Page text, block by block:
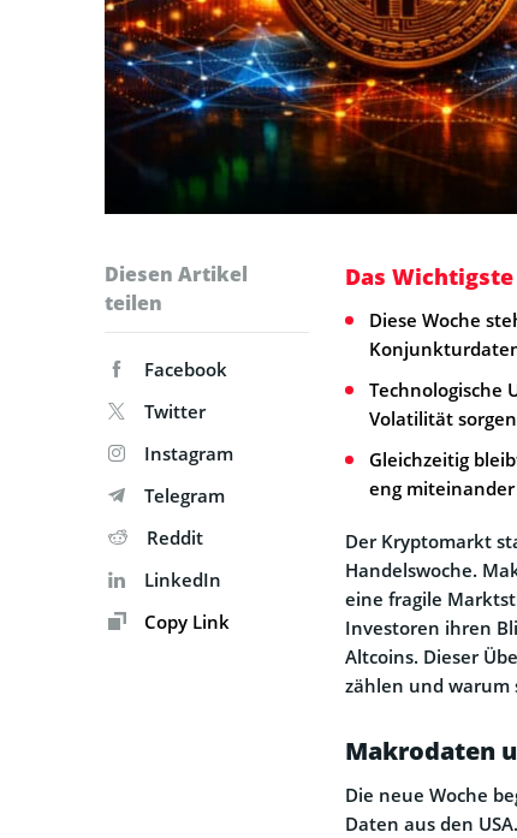
Diesen Artikel
teilen
Facebook
Twitter
Instagram
Telegram
Reddit
LinkedIn
Copy Link
Das
Diese Woche
Technologische
Volatilität
Gleichzeitig
eng
Der Kryptomarkt
Handelswoche.
eine fragile
Investoren ihren
Altcoins. Dieser
zählen und warum
Makrodaten
Die neue Woche
Daten aus den